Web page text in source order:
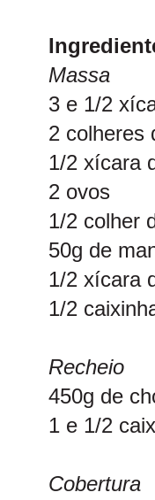
Massa
3 e 1/2
2 colheres
1/2 xícara
2 ovos
1/2 colher
50g de
1/2 xícara
1/2
Recheio
450g de
1 e 1/2
Cobertura